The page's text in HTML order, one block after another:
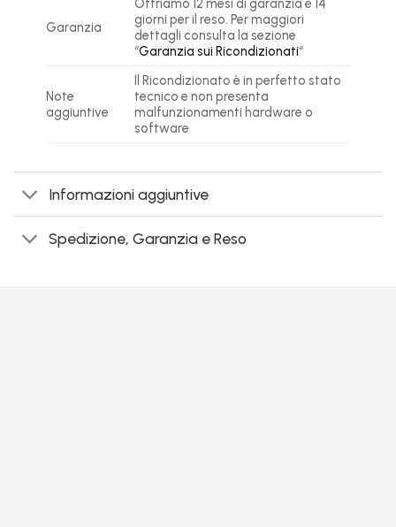
Garanzia
Offriamo 12 mesi di garanzia e 14
giorni per il reso. Per maggiori
dettagli consulta la sezione
“Garanzia sui Ricondizionati“
Note
aggiuntive
Il Ricondizionato è in perfetto stato
tecnico e non presenta
malfunzionamenti hardware o
software
Informazioni aggiuntive
Spedizione, Garanzia e Reso